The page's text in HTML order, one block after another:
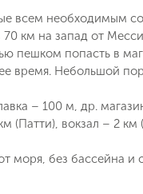
всем необходимым
км на запад от
пешком попасть в
время. Небольшой
– 100 м, др.
вокзал – 2
моря, без бассейна